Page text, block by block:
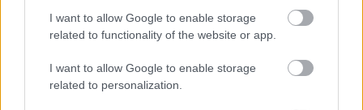
I want to allow Google to enable storage
related to functionality of the website or app.
I want to allow Google to enable storage
related to personalization.
0 nap 4 óra 44 perc 21 másodperc
Leeds Unitedvs Manchester United2026-08-12 20:30